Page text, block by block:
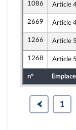
1086 Article
2669 Article
1266 Article
1268 Article
n°
1